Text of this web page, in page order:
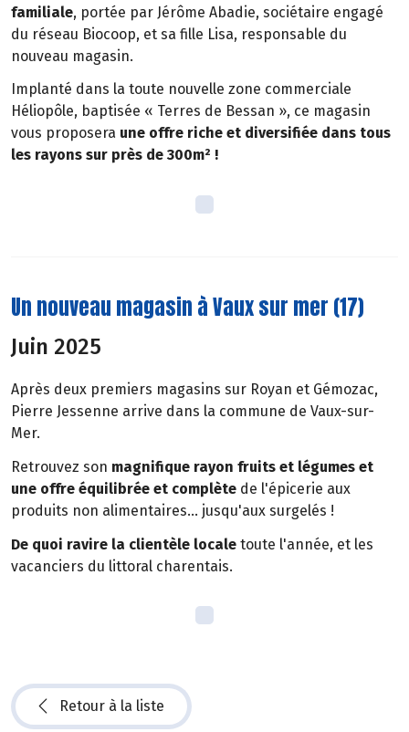
familiale, portée par Jérôme Abadie, sociétaire engagé
du réseau Biocoop, et sa fille Lisa, responsable du
nouveau magasin.
Implanté dans la toute nouvelle zone commerciale
Héliopôle, baptisée « Terres de Bessan », ce magasin
vous proposera une offre riche et diversifiée dans tous
les rayons sur près de 300m² !
Un nouveau magasin à Vaux sur mer (17)
Juin 2025
Après deux premiers magasins sur Royan et Gémozac,
Pierre Jessenne arrive dans la commune de Vaux-sur-
Mer.
Retrouvez son magnifique rayon fruits et légumes et
une offre équilibrée et complète de l'épicerie aux
produits non alimentaires... jusqu'aux surgelés !
De quoi ravire la clientèle locale toute l'année, et les
vacanciers du littoral charentais.
Retour à la liste